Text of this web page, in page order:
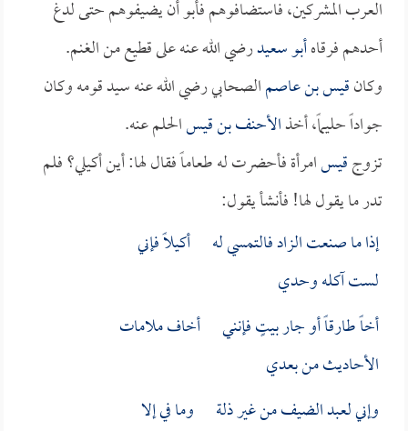
العرب المشركين، فاستضافوهم فأبو أن يضيفوهم حتى لدغ
أحدهم فرقاهأبو سعيدرضي الله عنه على قطيع من الغنم.
وكانقيس بن عاصمالصحابي رضي الله عنه سيد قومه وكان
جواداً حليماً، أخذالأحنف بن قيسالحلم عنه.
تزوجقيسامرأة فأحضرت له طعاماً فقال لها: أين أكيلي؟ فلم
تدر ما يقول لها! فأنشأ يقول:
إذا ما صنعت الزاد فالتمسي له أكيلاً فإني
لست آكله وحدي
أخاً طارقاً أو جار بيتٍ فإنني أخاف ملامات
الأحاديث من بعدي
وإني لعبد الضيف من غير ذلة وما في إلا